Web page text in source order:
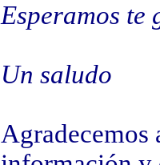
Esperamos te
Un saludo
Agradecemos